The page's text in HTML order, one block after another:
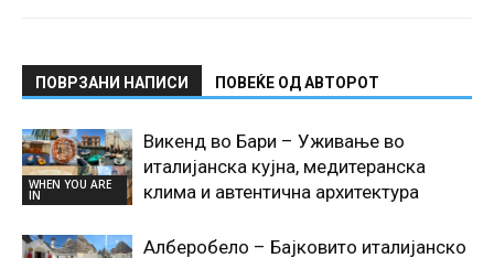
ПОВРЗАНИ НАПИСИ ПОВЕЌЕ ОД АВТОРОТ
WHEN YOU ARE
IN
Викенд во Бари – Уживање во
италијанска кујна, медитеранска
клима и автентична архитектура
Алберобело – Бајковито италијанско